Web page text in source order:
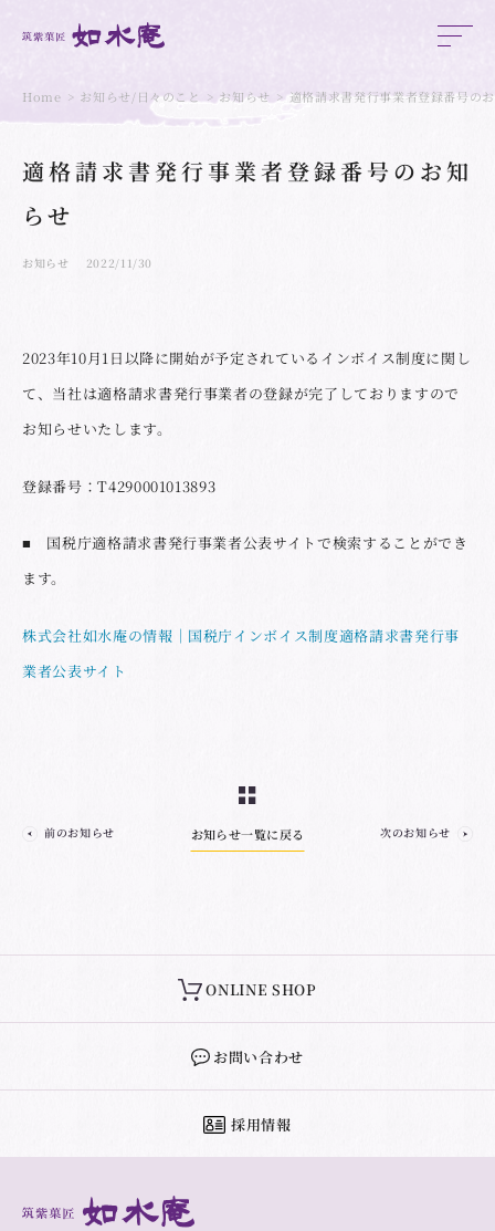
Home お知らせ/日々のこと お知らせ 適格請求書発行事業者登録番号の
適格請求書発行事業者登録番号のお知
らせ
お知らせ 2022/11/30
2023年10月1日以降に開始が予定されているインボイス制度に関し
て、当社は適格請求書発行事業者の登録が完了しておりますので
お知らせいたします。
登録番号：T4290001013893
■ 国税庁適格請求書発行事業者公表サイトで検索することができ
ます。
株式会社如水庵の情報｜国税庁インボイス制度適格請求書発行事
業者公表サイト
前のお知らせ お知らせ一覧に戻る 次のお知らせ
ONLINE SHOP
お問い合わせ
採用情報